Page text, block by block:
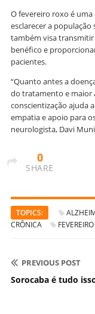
O fevereiro roxo é
esclarecer a população
também visa
benéfico e
pacientes.
“Quanto antes a
do tratamento e maior
conscientização ajuda
empatia e apoio para
neurologista, Davi
0
SHARE
TOPICS:
CRÔNICA
PREVIOUS POST
Sorocaba é tudo